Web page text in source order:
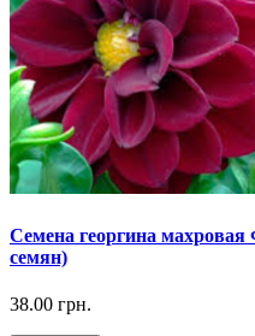
Семена георгина
семян)
38.00 грн.